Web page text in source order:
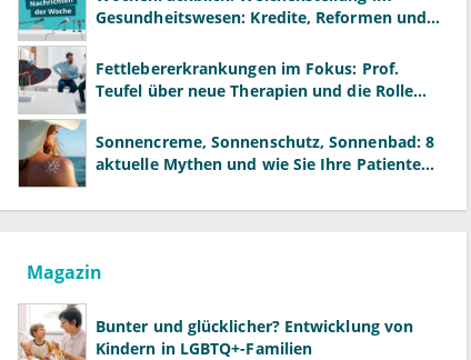
Gesundheitswesen: Kredite, Reformen und
Fettlebererkrankungen im Fokus: Prof.
Teufel über neue Therapien und die Rolle
Sonnencreme, Sonnenschutz, Sonnenbad: 8
aktuelle Mythen und wie Sie Ihre Patienten
Magazin
Bunter und glücklicher? Entwicklung von
Kindern in LGBTQ+-Familien